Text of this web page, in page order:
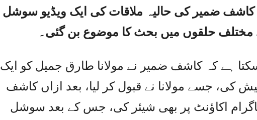
ضمیر کی حالیہ ملاقات کی ایک ویڈیو سوشل
مختلف حلقوں میں بحث کا موضوع بن گئی۔
سکتا ہے کہ کاشف ضمیر نے مولانا طارق جمیل کو ایک
کی، جسے مولانا نے قبول کر لیا، بعد ازاں کاشف
اکاؤنٹ پر بھی شیئر کی، جس کے بعد سوشل